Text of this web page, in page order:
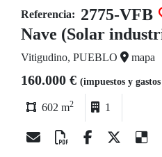
Referencia: 2775-VFB
Nave (Solar
Vitigudino, PUEBLO mapa
160.000 € (impuestos y
602 m2 1